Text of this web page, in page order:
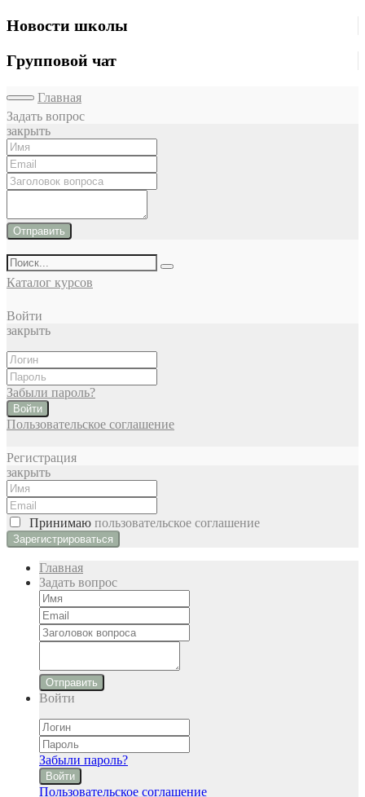
Новости школы
Групповой чат
Главная
Задать вопрос
закрыть
Отправить
Каталог курсов
Войти
закрыть
Забыли пароль?
Войти
Пользовательское соглашение
Регистрация
закрыть
Принимаю пользовательское соглашение
Главная
Задать вопрос
Отправить
Войти
Забыли пароль?
Войти
Пользовательское соглашение